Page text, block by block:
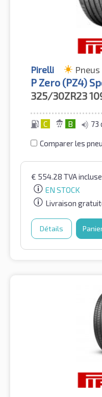
Pirelli
P Zero (PZ4)
325/30ZR23
C B 73
Comparer les
€ 554.28 TVA incluse
EN STOCK
Livraison
Détails